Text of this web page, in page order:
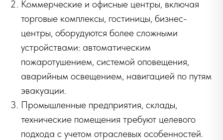
Коммерческие и офисные центры, включая
торговые комплексы, гостиницы, бизнес-
центры, оборудуются более сложными
устройствами: автоматическим
пожаротушением, системой оповещения,
аварийным освещением, навигацией по путям
эвакуации.
Промышленные предприятия, склады,
технические помещения требуют целевого
подхода с учетом отраслевых особенностей.